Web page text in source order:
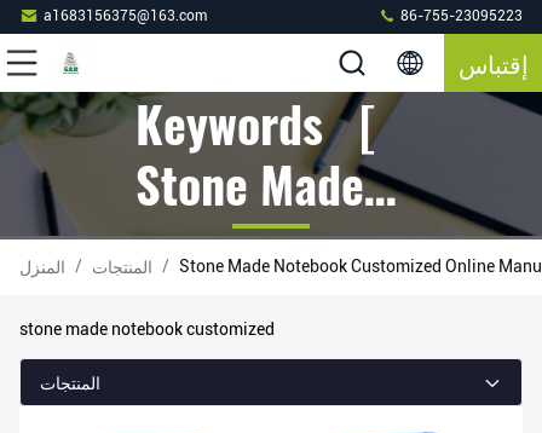
a1683156375@163.com 86-755-23095223
إقتباس
Keywords [
Stone Made
Notebook
Customized ]
Match 163
المنزل / المنتجات / Stone Made Notebook Customized Online
stone made notebook customized
المنتجات